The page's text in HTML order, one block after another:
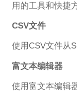
用的工具和快捷
CSV文件
使用CSV文件从
富文本编辑器
使用富文本编辑